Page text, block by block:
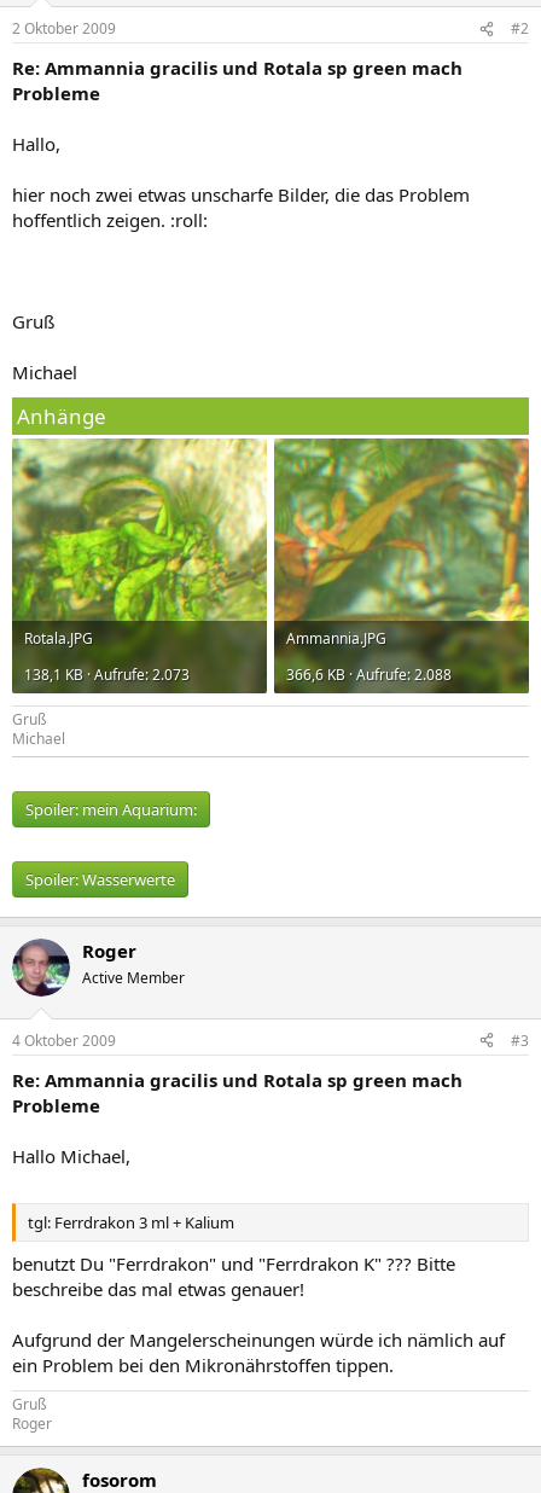
2 Oktober 2009 #2
Re: Ammannia gracilis und Rotala sp green mach
Probleme
Hallo,
hier noch zwei etwas unscharfe Bilder, die das Problem
hoffentlich zeigen. :roll:
Gruß
Michael
Anhänge
Rotala.JPG
138,1 KB · Aufrufe: 2.073
Ammannia.JPG
366,6 KB · Aufrufe: 2.088
Gruß
Michael
Spoiler: mein Aquarium:
Spoiler:Wasserwerte
Roger
Active Member
4 Oktober 2009 #3
Re: Ammannia gracilis und Rotala sp green mach
Probleme
Hallo Michael,
tgl: Ferrdrakon 3 ml + Kalium
benutzt Du "Ferrdrakon" und "Ferrdrakon K" ??? Bitte
beschreibe das mal etwas genauer!
Aufgrund der Mangelerscheinungen würde ich nämlich auf
ein Problem bei den Mikronährstoffen tippen.
Gruß
Roger
fosorom